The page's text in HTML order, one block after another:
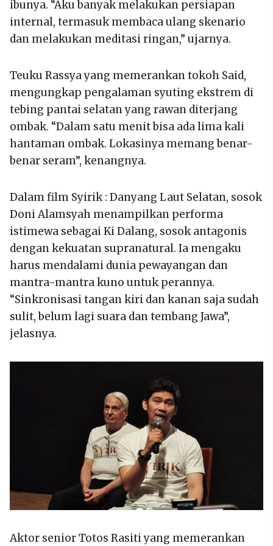
ibunya. “Aku banyak melakukan persiapan
internal, termasuk membaca ulang skenario
dan melakukan meditasi ringan,” ujarnya.
Teuku Rassya yang memerankan tokoh Said,
mengungkap pengalaman syuting ekstrem di
tebing pantai selatan yang rawan diterjang
ombak. “Dalam satu menit bisa ada lima kali
hantaman ombak. Lokasinya memang benar-
benar seram”, kenangnya.
Dalam film Syirik : Danyang Laut Selatan, sosok
Doni Alamsyah menampilkan performa
istimewa sebagai Ki Dalang, sosok antagonis
dengan kekuatan supranatural. Ia mengaku
harus mendalami dunia pewayangan dan
mantra-mantra kuno untuk perannya.
“Sinkronisasi tangan kiri dan kanan saja sudah
sulit, belum lagi suara dan tembang Jawa”,
jelasnya.
Aktor senior Totos Rasiti yang memerankan